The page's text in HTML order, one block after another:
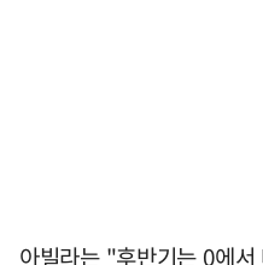
아빌라는 "후반기는 0에